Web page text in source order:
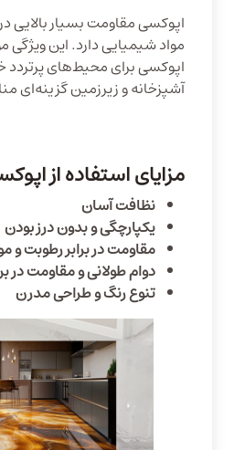
اپوکسی مقاومت بسیار بالایی
مواد شیمیایی دارد. این
اپوکسی برای محیط‌های پرتردد
آشپزخانه و زیرزمین گزینه‌ای
مزایای استفاده از
نظافت آسان
یکپارچگی و بدون درز بودن
مقاومت در برابر رطوبت و
دوام طولانی و مقاومت در
تنوع رنگ و طراحی مدرن